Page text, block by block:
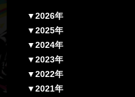
▼2026年
▼2025年
▼2024年
▼2023年
▼2022年
▼2021年